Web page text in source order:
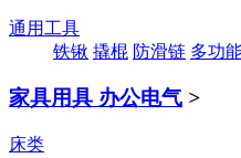
通用工具
铁锹 撬棍 防滑链 多功
家具用具 办公电气 >
床类